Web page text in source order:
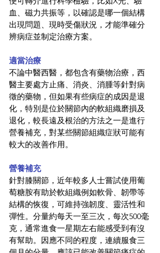
血、磁力共振等，以確認是哪一個結構
出現問題、現時受傷狀況，才能準確分
辨病症並制定治療方案。
適當治療
不論中醫西醫，都包含有藥物治療，西
醫主要處方止痛、消炎、消腫等針對病
徵的藥物，但如果有些病症的成因是退
化，特別是位於關節內的軟組織磨損及
退化，較長遠及根治的方法之一是進行
營養補充，對某些關節組織症狀可能有
較大的改善作用。
營養補充
針對膝關節，近年較多人士嘗試使用葡
萄糖胺有助於軟組織例如軟骨、韌帶等
結構的恢復，可維持強韌度、靈活性和
彈性。分量約每天一至三次，每次500毫
克，通常進食一星期左右能感受到有沒
有幫助。因應不同的程度，連續服食三